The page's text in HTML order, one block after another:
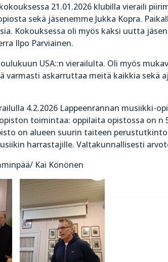
21.01.2026 klubilla vieraili
sekä jäsenemme Jukka Kopra.
Kokouksessa oli myös kaksi uutta
Ilpo Parviainen.
USA::n vierailulta. Oli myös
varmasti askarruttaa meitä kaikkia sekä
4.2.2026 Lappeenrannan musiikki-
toimintaa: oppilaita opistossa on n
on alueen suurin taiteen
harrastajille. Valtakunnallisesti
Kai Könönen